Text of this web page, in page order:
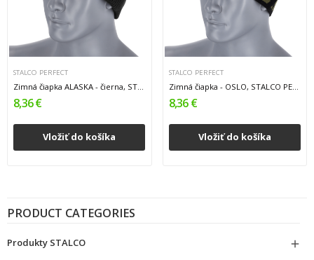
PRODUCT CATEGORIES
Produkty STALCO

STALCO PERFECT
Zimná čiapka ALASKA - čierna, STALCO PERFECT
8,36 €
Vložiť do košíka
STALCO PERFECT
Zimná čiapka - OSLO, STALCO PERFECT
8,36 €
Vložiť do košíka